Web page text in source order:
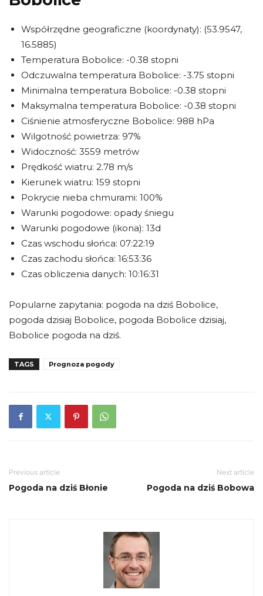
Współrzędne geograficzne (koordynaty): (53.9547,
16.5885)
Temperatura Bobolice: -0.38 stopni
Odczuwalna temperatura Bobolice: -3.75 stopni
Minimalna temperatura Bobolice: -0.38 stopni
Maksymalna temperatura Bobolice: -0.38 stopni
Ciśnienie atmosferyczne Bobolice: 988 hPa
Wilgotność powietrza: 97%
Widoczność: 3559 metrów
Prędkość wiatru: 2.78 m/s
Kierunek wiatru: 159 stopni
Pokrycie nieba chmurami: 100%
Warunki pogodowe: opady śniegu
Warunki pogodowe (ikona): 13d
Czas wschodu słońca: 07:22:19
Czas zachodu słońca: 16:53:36
Czas obliczenia danych: 10:16:31
Popularne zapytania: pogoda na dziś Bobolice,
pogoda dzisiaj Bobolice, pogoda Bobolice dzisiaj,
Bobolice pogoda na dziś.
TAGS Prognoza pogody
Previous article
Pogoda na dziś Błonie
Next article
Pogoda na dziś Bobowa